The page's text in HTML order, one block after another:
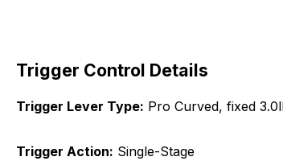
Trigger Control Details
Trigger Lever Type: Pro Curved, fixed
Trigger Action: Single-Stage